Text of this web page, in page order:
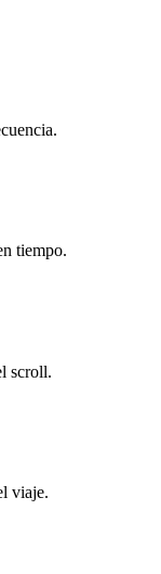
tiempo.
scroll.
viaje.